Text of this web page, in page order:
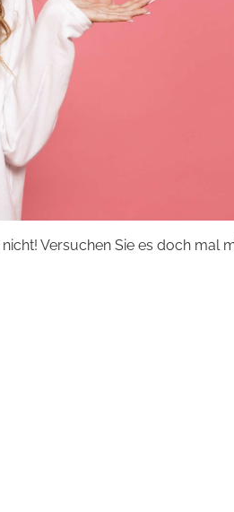
Versuchen Sie es doch mal